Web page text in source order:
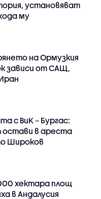
установяват
му
на Ормузкия
зависи от САЩ,
с ВиК – Бургас:
остави в ареста
Широков
хектара площ
в Андалусия